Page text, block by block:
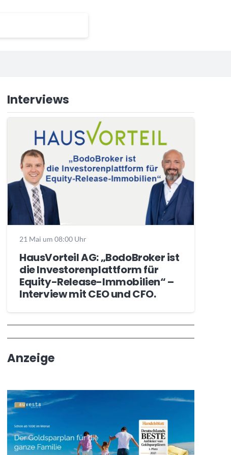
Interviews
21 Mai um 08:00 Uhr
HausVorteil AG: „BodoBroker ist
die Investorenplattform für
Equity-Release-Immobilien“ –
Interview mit CEO und CFO.
Wochenrückblick
Trendthemen
Anzeige